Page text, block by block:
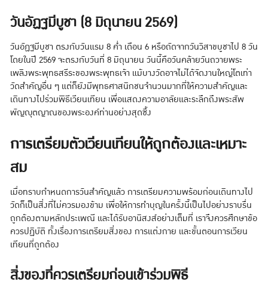
วันอัฏฐมีบูชา (8 มิถุนายน 2569)
วันอัฏฐมีบูชา ตรงกับวันแรม 8 ค่ำ เดือน 6 หรือถัดจากวันวิสาขบูชาไป 8 วัน
โดยในปี 2569 จะตรงกับวันที่ 8 มิถุนายน วันนี้คือวันคล้ายวันถวายพระ
เพลิงพระพุทธสรีระของพระพุทธเจ้า แม้บางวัดอาจไม่ได้จัดงานใหญ่โตเท่า
วัดสำคัญอื่น ๆ แต่ก็ยังมีพุทธศาสนิกชนจำนวนมากที่ให้ความสำคัญและ
เดินทางไปร่วมพิธีเวียนเทียน เพื่อแสดงความอาลัยและระลึกถึงพระสัพ
พัญญุตญาณของพระองค์ท่านอย่างสุดซึ้ง
การเตรียมตัวเวียนเทียนให้ถูกต้องและเหมาะ
สม
เมื่อทราบกำหนดการวันสำคัญแล้ว การเตรียมความพร้อมก่อนเดินทางไป
วัดก็เป็นสิ่งที่ไม่ควรมองข้าม เพื่อให้การทำบุญในครั้งนี้เป็นไปอย่างราบรื่น
ถูกต้องตามหลักประเพณี และได้รับอานิสงส์อย่างเต็มที่ เราจึงควรศึกษาข้อ
ควรปฏิบัติ ทั้งเรื่องการเตรียมสิ่งของ การแต่งกาย และขั้นตอนการเวียน
เทียนที่ถูกต้อง
สิ่งของที่ควรเตรียมก่อนเข้าร่วมพิธี